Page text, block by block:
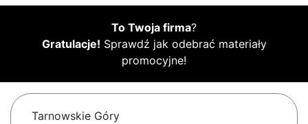
To Twoja firma?
Gratulacje! Sprawdź jak odebrać materiały
promocyjne!
Tarnowskie Góry